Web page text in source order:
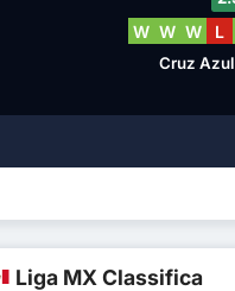
W W W L
Cruz Azul
Liga MX Classifica